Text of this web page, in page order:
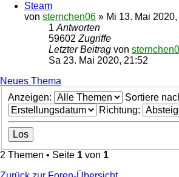
Steam
von sternchen06 » Mi 13. Mai
1 Antworten
59602 Zugriffe
Letzter Beitrag von
Sa 23. Mai 2020, 21:52
Neues Thema
Anzeigen:
Sortiere
Richtung:
2 Themen • Seite 1 von 1